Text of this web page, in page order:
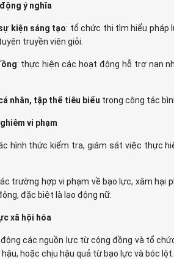
ý nghĩa
kiện sáng tạo: tổ chức thi tìm hiểu pháp
truyền viên giỏi.
: thực hiện các hoạt động hỗ trợ nạn
nhân, tập thể tiêu biểu trong công tác
vi phạm
hình thức kiểm tra, giám sát việc thực
trường hợp vi phạm về bạo lực, xâm hại
đặc biệt là lao động nữ.
xã hội hóa
các nguồn lực từ cộng đồng và tổ
hoặc chịu hậu quả từ bạo lực và bóc lột.